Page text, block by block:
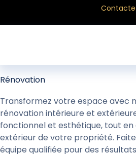
Rénovation
Transformez votre espace avec
rénovation intérieure et
fonctionnel et esthétique, tout
extérieur de votre propriété.
équipe qualifiée pour des